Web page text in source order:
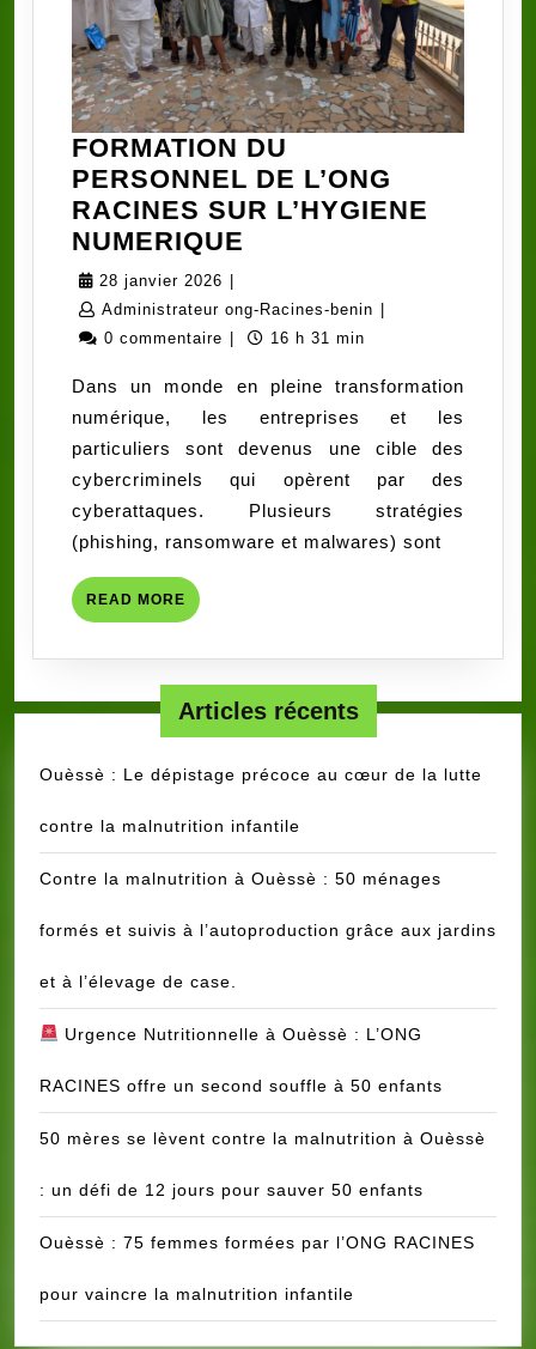
FORMATION DU
PERSONNEL DE L’ONG
RACINES SUR L’HYGIENE
NUMERIQUE
PERSONNEL
DE
RACINES
SUR
L’HYGIENE
NUMERIQUE
28 janvier 2026 28
janvier
2026
Administrateur ong-Racines-benin Administrateur
benin
0 commentaire
16 h 31 min
Dans un monde en pleine transformation
numérique, les entreprises et les
particuliers sont devenus une cible des
cybercriminels qui opèrent par des
cyberattaques. Plusieurs stratégies
(phishing, ransomware et malwares) sont
READ MORE READ
MORE
Articles récents
Ouèssè : Le dépistage précoce au cœur de la lutte
contre la malnutrition infantile
Contre la malnutrition à Ouèssè : 50 ménages
formés et suivis à l’autoproduction grâce aux jardins
et à l’élevage de case.
Urgence Nutritionnelle à Ouèssè : L’ONG
RACINES offre un second souffle à 50 enfants
50 mères se lèvent contre la malnutrition à Ouèssè
: un défi de 12 jours pour sauver 50 enfants
Ouèssè : 75 femmes formées par l’ONG RACINES
pour vaincre la malnutrition infantile